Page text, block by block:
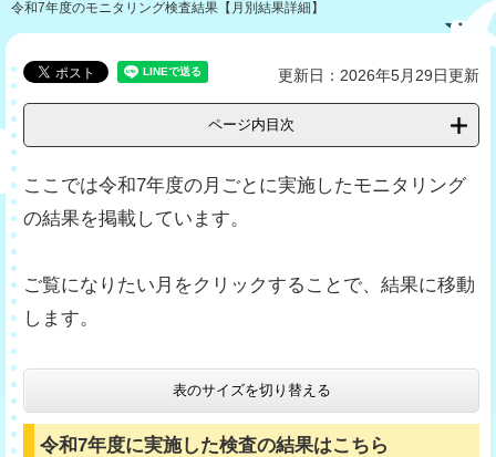
令和7年度のモニタリング検査結果【月別結果詳細】
更新日：2026年5月29日更新
ページ内目次
ここでは令和7年度の月ごとに実施したモニタリング
の結果を掲載しています。
ご覧になりたい月をクリックすることで、結果に移動
します。
表のサイズを切り替える
令和7年度に実施した検査の結果はこちら